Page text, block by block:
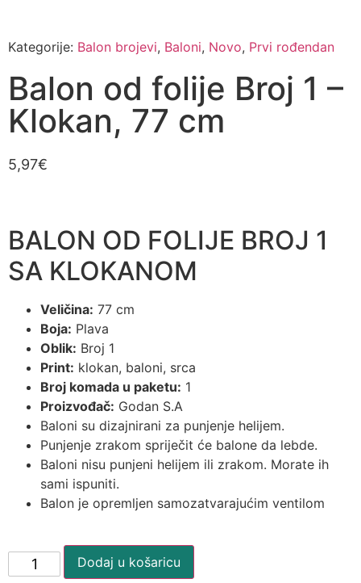
Kategorije: Balon brojevi, Baloni, Novo, Prvi rođendan
Balon od folije Broj 1 –
Klokan, 77 cm
5,97€
BALON OD FOLIJE BROJ 1
SA KLOKANOM
Veličina: 77 cm
Boja: Plava
Oblik: Broj 1
Print: klokan, baloni, srca
Broj komada u paketu: 1
Proizvođač: Godan S.A
Baloni su dizajnirani za punjenje helijem.
Punjenje zrakom spriječit će balone da lebde.
Baloni nisu punjeni helijem ili zrakom. Morate ih
sami ispuniti.
Balon je opremljen samozatvarajućim ventilom
Dodaj u košaricu